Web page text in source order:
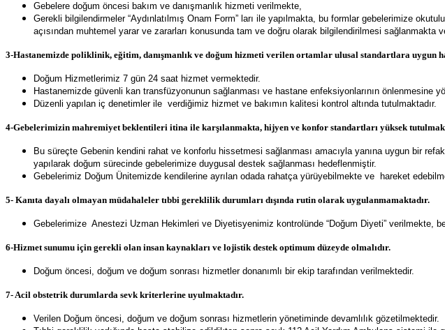
Gebelere doğum öncesi bakım ve danışmanlık hizmeti verilmekte,
Gerekli bilgilendirmeler “Aydınlatılmış Onam Form” ları ile yapılmakta, bu formlar gebelerimize
açısından muhtemel yarar ve zararları konusunda tam ve doğru olarak bilgilendirilmesi
3-Hastanemizde poliklinik, eğitim, danışmanlık ve doğum hizmeti verilen ortamlar ulusal standartlara uygun
Doğum Hizmetlerimiz 7 gün 24 saat hizmet vermektedir.
Hastanemizde güvenli kan transfüzyonunun sağlanması ve hastane enfeksiyonlarının önlenmesine
Düzenli yapılan iç denetimler ile verdiğimiz hizmet ve bakımın kalitesi kontrol altında tutulmaktadır.
4-Gebelerimizin mahremiyet beklentileri itina ile karşılanmakta, hijyen ve konfor standartları yüksek
Bu süreçte Gebenin kendini rahat ve konforlu hissetmesi sağlanması amacıyla yanına uygun bir
yapılarak doğum sürecinde gebelerimize duygusal destek sağlanması hedeflenmiştir.
Gebelerimiz Doğum Ünitemizde kendilerine ayrılan odada rahatça yürüyebilmekte ve hareket
5- Kanıta dayalı olmayan müdahaleler tıbbi gereklilik durumları dışında rutin olarak uygulanmamaktadır.
Gebelerimize Anestezi Uzman Hekimleri ve Diyetisyenimiz kontrolünde “Doğum Diyeti” verilmekte,
6-Hizmet sunumu için gerekli olan insan kaynakları ve lojistik destek optimum düzeyde olmalıdır.
Doğum öncesi, doğum ve doğum sonrası hizmetler donanımlı bir ekip tarafından verilmektedir.
7- Acil obstetrik durumlarda sevk kriterlerine uyulmaktadır.
Verilen Doğum öncesi, doğum ve doğum sonrası hizmetlerin yönetiminde devamlılık gözetilmektedir.